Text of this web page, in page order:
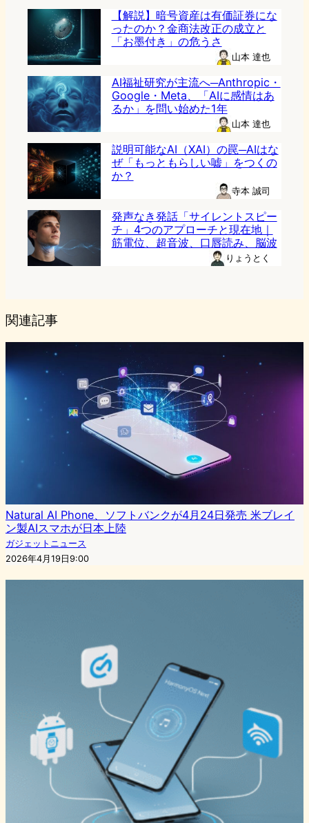
【解説】暗号資産は有価証券にな
ったのか？金商法改正の成立と
「お墨付き」の危うさ
山本 達也
AI福祉研究が主流へ─Anthropic・
Google・Meta、「AIに感情はあ
るか」を問い始めた1年
山本 達也
説明可能なAI（XAI）の罠─AIはな
ぜ「もっともらしい嘘」をつくの
か？
寺本 誠司
発声なき発話「サイレントスピー
チ」4つのアプローチと現在地｜
筋電位、超音波、口唇読み、脳波
りょうとく
関連記事
Natural AI Phone、ソフトバンクが4月24日発売 米ブレイ
ン製AIスマホが日本上陸
ガジェットニュース
2026年4月19日9:00